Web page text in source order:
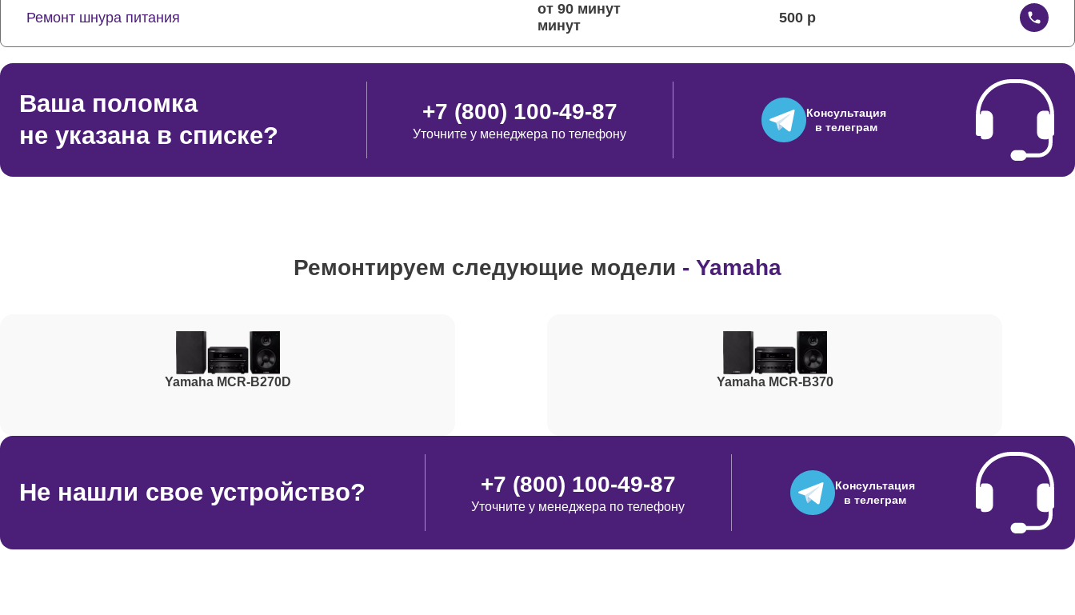
Ремонт шнура питания
от 90 минут
500
Комплексная чистка
от 110 минут
от 110 минут
1000
500
Ваша поломка
не указана в списке?
+7 (800) 100-49-87
Уточните у менеджера по телефону
Консультация
в телеграм
Ремонтируем следующие модели - Yamaha
Yamaha MCR-B270D Yamaha MCR-B370
Не нашли свое устройство? +7 (800) 100-49-87
Уточните у менеджера по телефону
Консультация
в телеграм